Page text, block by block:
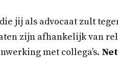
jij als advocaat zult
zijn afhankelijk van
met collega’s.